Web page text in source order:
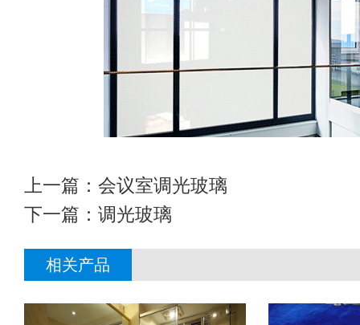
上一篇： 会议室调光玻璃
下一篇： 调光玻璃
相关产品